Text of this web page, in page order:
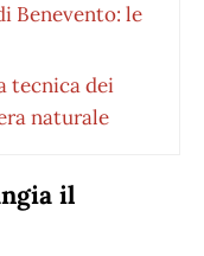
Benevento: le
tecnica dei
naturale
il